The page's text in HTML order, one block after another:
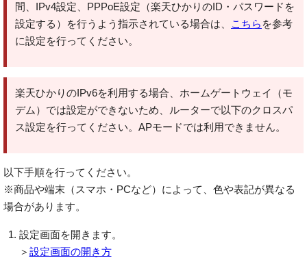
間、IPv4設定、PPPoE設定（楽天ひかりのID・パスワードを
設定する）を行うよう指示されている場合は、
こちら を参考
に設定を行ってください。
楽天ひかりのIPv6を利用する場合、ホームゲートウェイ（モ
デム）では設定ができないため、ルーターで以下のクロスパ
ス設定を行ってください。APモードでは利用できません。
以下手順を行ってください。
※商品や端末（スマホ・PCなど）によって、色や表記が異なる
場合があります。
設定画面を開きます。
＞ 設定画面の開き方